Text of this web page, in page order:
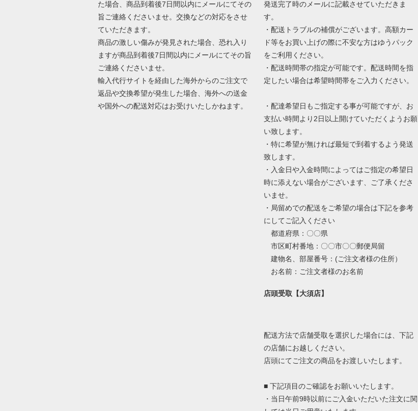
た場合、商品到着後7日間以内にメールにてその
旨ご連絡くださいませ。交換などの対応をさせ
ていただきます。
商品の激しい傷みが発見された場合、恐れ入り
ますが商品到着後7日間以内にメールにてその旨
ご連絡くださいませ。
輸入代行サイトを経由した海外からのご注文で
返品や交換希望が発生した場合、海外への送金
や国外への配送対応はお受けいたしかねます。
発送完了時のメールに記載させていただきま
す。
・配送トラブルの補償がございます。高額カー
ド等をお買い上げの際に不安な方はゆうパック
をご利用ください。
・配送時間帯の指定が可能です。配送時間を指
定したい場合は希望時間帯をご入力ください。
・配達希望日もご指定する事が可能ですが、お
支払い時間より2日以上開けていただくようお願
い致します。
・特に希望が無ければ最短で到着するよう発送
致します。
・入金日や入金時間によってはご指定の希望日
時に添えない場合がございます、ご了承くださ
いませ。
・局留めでの配送をご希望の場合は下記を参考
にしてご記入ください
都道府県：〇〇県
市区町村番地：〇〇市〇〇郵便局留
建物名、部屋番号：(ご注文者様の住所）
お名前：ご注文者様のお名前
店頭受取【大須店】
配送方法で店舗受取を選択した場合には、下記
の店舗にお越しください。
店頭にてご注文の商品をお渡しいたします。
■ 下記項目のご確認をお願いいたします。
・当日午前9時以前にご入金いただいた注文に関